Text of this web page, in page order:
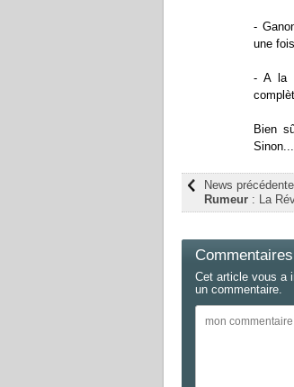
-
une
- A la
Bien
News précédente
Rumeur : La
Cet article vous a
un commentaire.